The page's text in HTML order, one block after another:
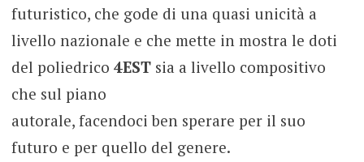
futuristico, che gode di una quasi unicità a
livello nazionale e che mette in mostra le doti
del poliedrico 4ESTsia a livello compositivo
che sul piano
autorale, facendoci ben sperare per il suo
futuro e per quello del genere.